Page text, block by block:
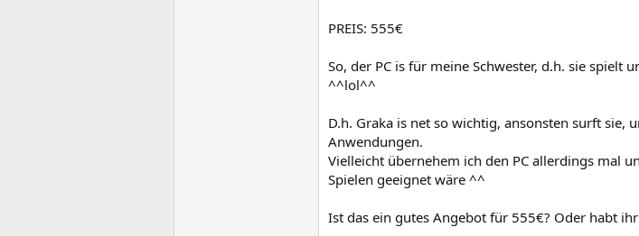
PREIS: 555€
So, der PC is für meine Schwester, d.h. sie spielt
^^lol^^
D.h. Graka is net so wichtig, ansonsten surft sie,
Anwendungen.
Vielleicht übernehem ich den PC allerdings mal
Spielen geeignet wäre ^^
Ist das ein gutes Angebot für 555€? Oder habt